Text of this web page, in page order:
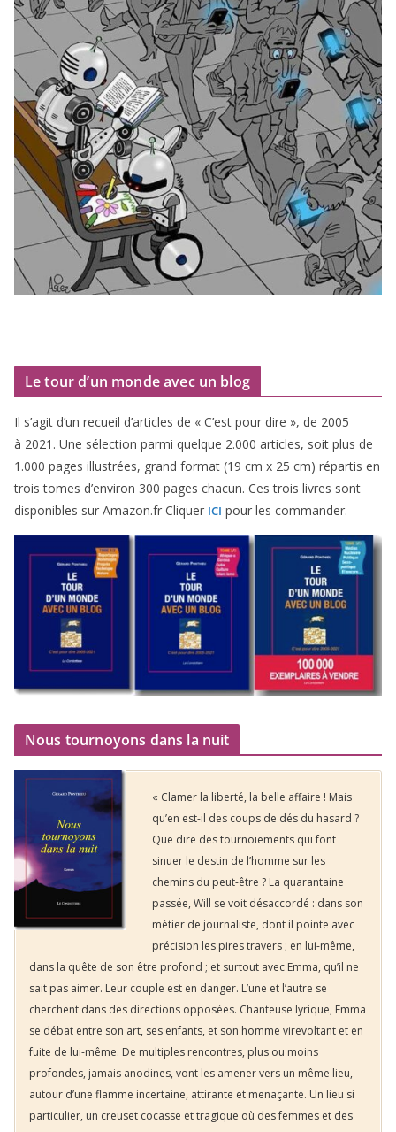
Le tour d’un monde avec un blog
Il s’agit d’un recueil d’ar­ticles de « C’est pour dire », de 2005
à 2021 . Une sélec­tion par­mi quelque 2.000 articles, soit plus de
1 .000 pages illus­trées, grand for­mat (19 cm x 25 cm) répar­tis en
trois tomes d’environ 300 pages cha­cun. Ces trois livres sont
dis­po­nibles sur Amazon​.fr Cliquer ICI pour les commander.
Nous tournoyons dans la nuit
« Clamer la liberté, la belle affaire ! Mais
qu’en est-il des coups de dés du hasard ?
Que dire des tournoiements qui font
sinuer le destin de l’homme sur les
chemins du peut-être ? La quarantaine
passée, Will se voit désaccordé : dans son
métier de journaliste, dont il pointe avec
précision les pires travers ; en lui-même,
dans la quête de son être profond ; et surtout avec Emma, qu’il ne
sait pas aimer. Leur couple est en danger. L’une et l’autre se
cherchent dans des directions opposées. Chanteuse lyrique, Emma
se débat entre son art, ses enfants, et son homme virevoltant et en
fuite de lui-même. De multiples rencontres, plus ou moins
profondes, jamais anodines, vont les amener vers un même lieu,
autour d’une flamme incertaine, attirante et menaçante. Un lieu si
particulier, un creuset cocasse et tragique où des femmes et des